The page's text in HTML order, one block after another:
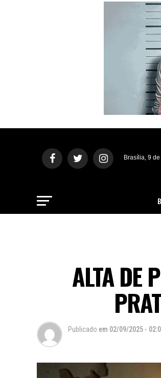
Brasília, 9
ALTA DE
Publicado em 02/09/2025 -